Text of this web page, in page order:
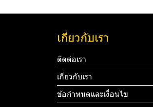
เกี่ยวกับเรา
ติดต่อเรา
เกี่ยวกับเรา
ข้อกำหนดและเงื่อนไข